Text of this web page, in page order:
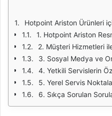
Hotpoint Ariston Ürünleri
1. Hotpoint Ariston
2. Müşteri Hizmetleri
3. Sosyal Medya ve
4. Yetkili Servislerin
5. Yerel Servis
6. Sıkça Sorulan